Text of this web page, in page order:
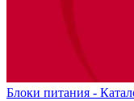
Блоки питания -